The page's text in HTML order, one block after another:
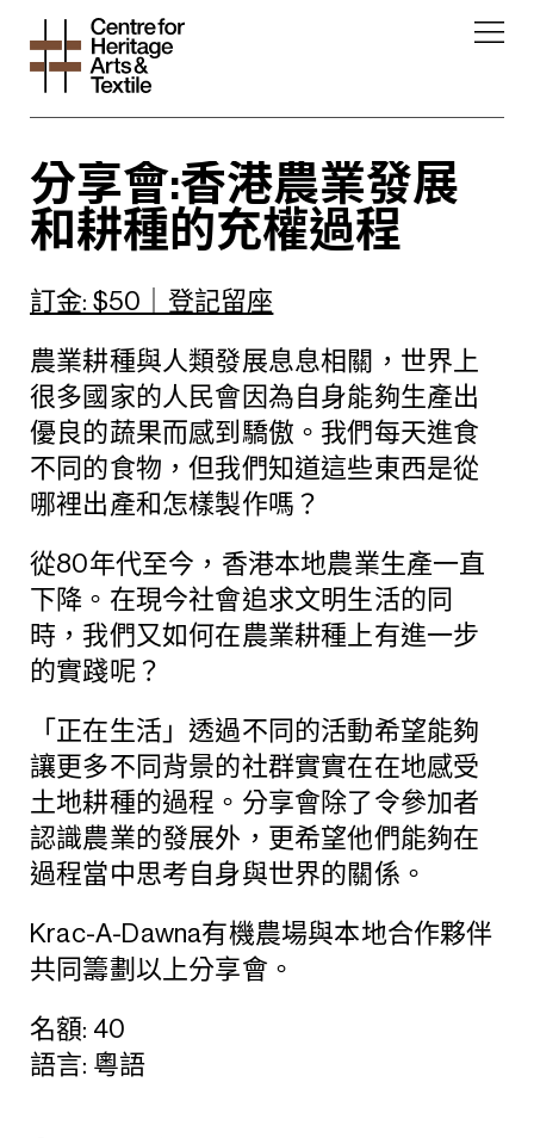
分享會:香港農業發展
和耕種的充權過程
訂金: $50｜登記留座
農業耕種與人類發展息息相關，世界上
很多國家的人民會因為自身能夠生產出
優良的蔬果而感到驕傲。我們每天進食
不同的食物，但我們知道這些東西是從
哪裡出產和怎樣製作嗎？
從80年代至今，香港本地農業生產一直
下降。在現今社會追求文明生活的同
時，我們又如何在農業耕種上有進一步
的實踐呢？
「正在生活」透過不同的活動希望能夠
讓更多不同背景的社群實實在在地感受
土地耕種的過程。分享會除了令參加者
認識農業的發展外，更希望他們能夠在
過程當中思考自身與世界的關係。
Krac-A-Dawna有機農場與本地合作夥伴
共同籌劃以上分享會。
名額: 40
語言: 粵語